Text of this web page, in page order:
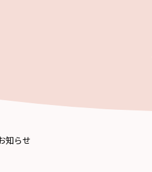
知らせ